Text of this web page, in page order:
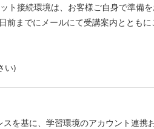
ト接続環境は、お客様ご自身で準備を
までにメールにて受講案内とともに
い)
を基に、学習環境のアカウント連携